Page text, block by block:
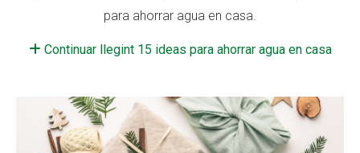
para ahorrar agua en casa.
Continuar llegint 15 ideas para ahorrar agua en casa
CONEIX FUNDESPLAI
L'equip
Missió i valors